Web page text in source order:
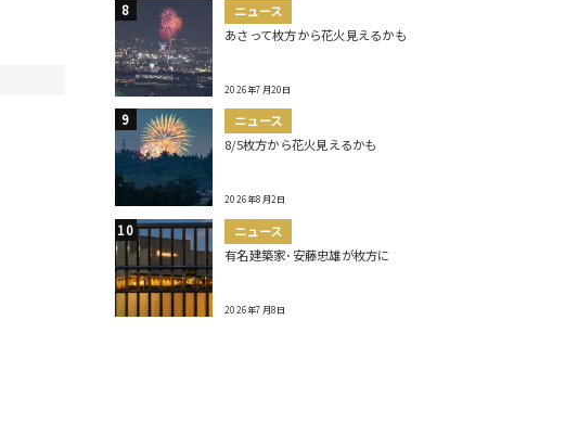
ニュース
あさって枚方から花火見えるかも
2026年7月20日
ニュース
8/5枚方から花火見えるかも
2026年8月2日
ニュース
有名建築家･安藤忠雄が枚方に
2026年7月8日